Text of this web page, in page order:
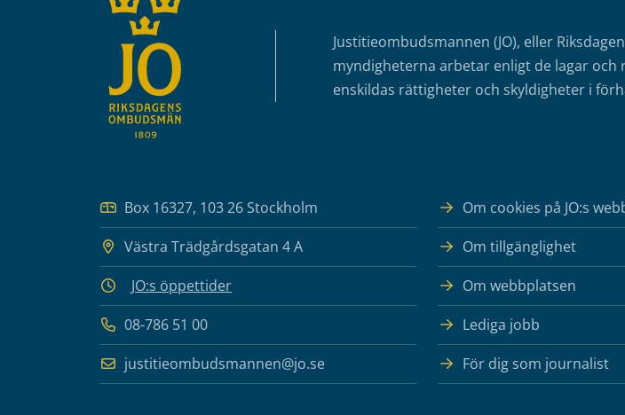
Justitieombudsmannen (JO), eller
myndigheterna arbetar enligt de lagar
enskildas rättigheter och skyldigheter i
Box 16327, 103 26 Stockholm
Västra Trädgårdsgatan 4 A
JO:s öppettider
08-786 51 00
justitieombudsmannen@jo.se
Om cookies på JO:s
Om tillgänglighet
Om webbplatsen
Lediga jobb
För dig som journalist